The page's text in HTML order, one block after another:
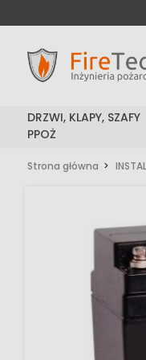
DRZWI, KLAPY, SZAFY
PPOŻ
Strona główna